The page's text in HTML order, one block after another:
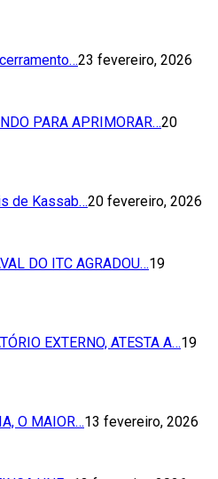
23 fevereiro, 2026
PARA APRIMORAR…20
de Kassab…20 fevereiro, 2026
DO ITC AGRADOU…19
EXTERNO, ATESTA A…19
O MAIOR…13 fevereiro, 2026